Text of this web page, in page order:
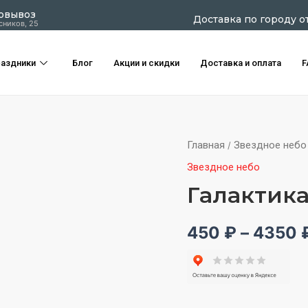
25 Доставка по городу
Блог Акции и скидки Доставка и оплата
Главная / Звездное небо
Звездное небо
Галактика
450 ₽ – 4350
Количество
Галактика